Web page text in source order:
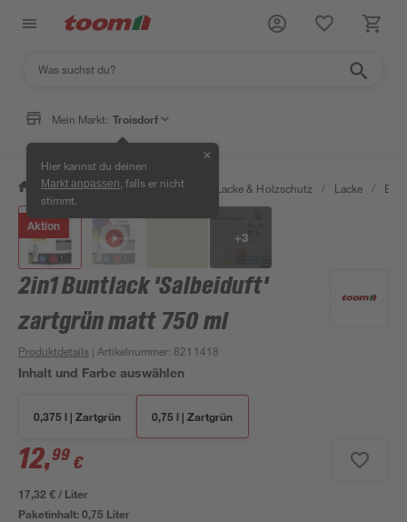
Mein Markt: Troisdorf
Hier kannst du deinen
Markt anpassen , falls er nicht
stimmt.
✕
/ Bauen & Renovieren / Farben, Lacke & Holzschutz / Lacke /
Aktion
+3
2in1 Buntlack 'Salbeiduft'
zartgrün matt 750 ml
Produktdetails | Artikelnummer: 8211418
Inhalt und Farbe auswählen
0,375 l | Zartgrün 0,75 l | Zartgrün
12,99 €
17,32 € / Liter
Paketinhalt:0,75 Liter